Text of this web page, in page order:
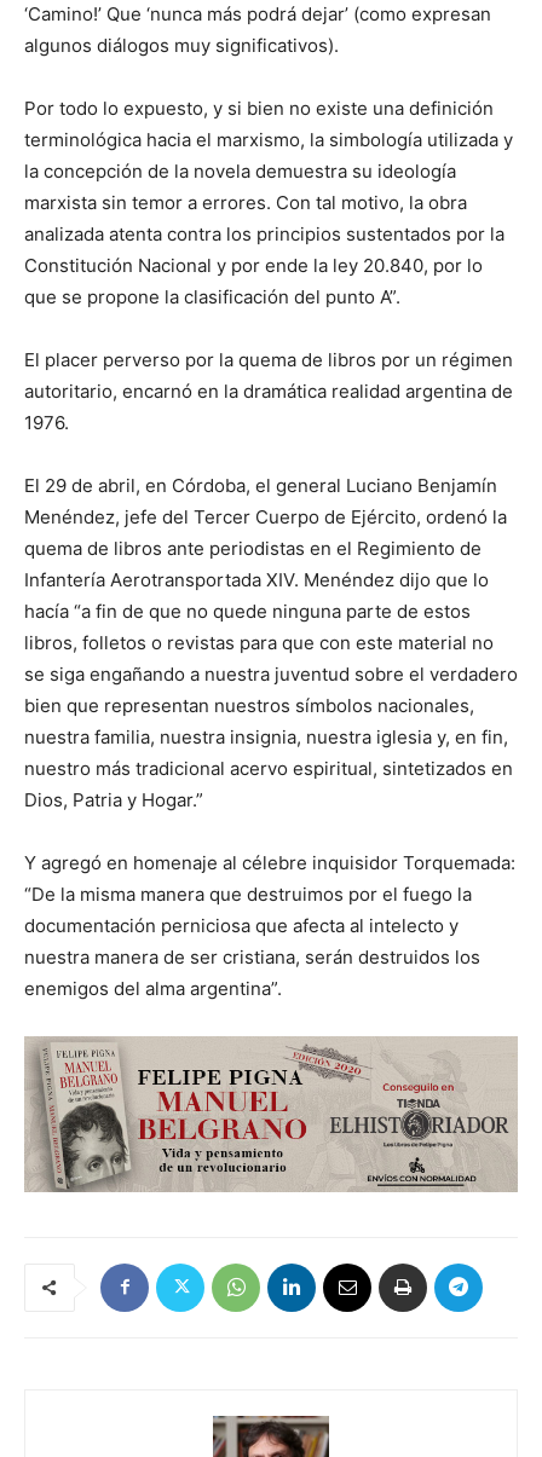
‘Camino!’ Que ‘nunca más podrá dejar’ (como expresan
algunos diálogos muy significativos).
Por todo lo expuesto, y si bien no existe una definición
terminológica hacia el marxismo, la simbología utilizada y
la concepción de la novela demuestra su ideología
marxista sin temor a errores. Con tal motivo, la obra
analizada atenta contra los principios sustentados por la
Constitución Nacional y por ende la ley 20.840, por lo
que se propone la clasificación del punto A”.
El placer perverso por la quema de libros por un régimen
autoritario, encarnó en la dramática realidad argentina de
1976.
El 29 de abril, en Córdoba, el general Luciano Benjamín
Menéndez, jefe del Tercer Cuerpo de Ejército, ordenó la
quema de libros ante periodistas en el Regimiento de
Infantería Aerotransportada XIV. Menéndez dijo que lo
hacía “a fin de que no quede ninguna parte de estos
libros, folletos o revistas para que con este material no
se siga engañando a nuestra juventud sobre el verdadero
bien que representan nuestros símbolos nacionales,
nuestra familia, nuestra insignia, nuestra iglesia y, en fin,
nuestro más tradicional acervo espiritual, sintetizados en
Dios, Patria y Hogar.”
Y agregó en homenaje al célebre inquisidor Torquemada:
“De la misma manera que destruimos por el fuego la
documentación perniciosa que afecta al intelecto y
nuestra manera de ser cristiana, serán destruidos los
enemigos del alma argentina”.